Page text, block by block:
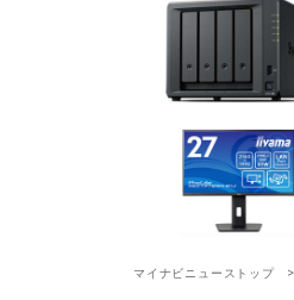
マイナビニューストップ